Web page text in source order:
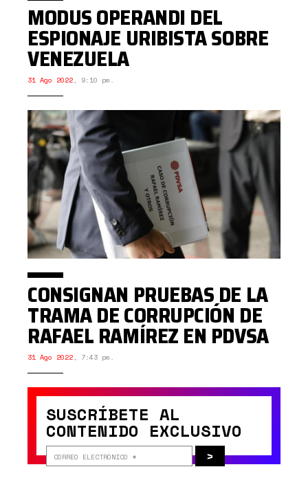
MODUS OPERANDI DEL
ESPIONAJE URIBISTA SOBRE
VENEZUELA
31 Ago 2022, 9:10 pm.
SUSCRÍBETE AL
CONTENIDO EXCLUSIVO
>
CONSIGNAN PRUEBAS DE LA
TRAMA DE CORRUPCIÓN DE
RAFAEL RAMÍREZ EN PDVSA
31 Ago 2022, 7:43 pm.